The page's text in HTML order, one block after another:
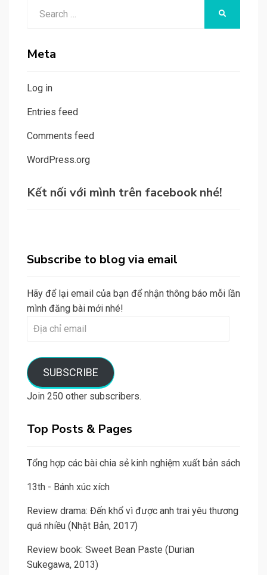
tháng
Meta
Log in
Entries feed
Comments feed
WordPress.org
Kết nối với mình trên facebook nhé!
Subscribe to blog via email
Hãy để lại email của bạn để nhận thông báo mỗi lần
mình đăng bài mới nhé!
Địa
SUBSCRIBE
Join 250 other subscribers.
Top Posts & Pages
Tổng hợp các bài chia sẻ kinh nghiệm xuất bản sách
13th - Bánh xúc xích
Review drama: Đến khổ vì được anh trai yêu thương
quá nhiều (Nhật Bản, 2017)
Review book: Sweet Bean Paste (Durian
Sukegawa, 2013)